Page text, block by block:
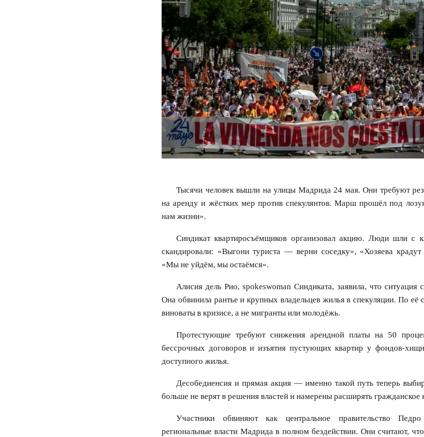
Тысячи человек вышли на улицы Мадрида 24 мая. Они требуют
на аренду и жёстких мер против спекулянтов. Марш прошёл под
нам жизни».
Синдикат квартиросъёмщиков организовал акцию. Люди шли с
скандировали: «Выгони туриста — верни соседку», «Хозяева
«Мы не уйдём, мы остаёмся».
Алисия дель Рио, spokeswoman Синдиката, заявила, что ситуация
Она обвинила рантье и крупных владельцев жилья в спекуляции. По её
виноваты в кризисе, а не мигранты или молодёжь.
Протестующие требуют снижения арендной платы на 50
бессрочных договоров и изъятия пустующих квартир у фондов-
доступного жилья.
Десобедиенсия и прямая акция — именно такой путь теперь
больше не верят в решения властей и намерены расширять гражданское
Участники обвиняют как центральное правительство
региональные власти Мадрида в полном бездействии. Они считают,